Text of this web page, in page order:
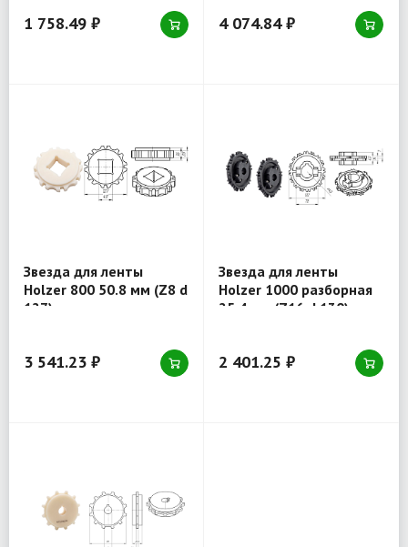
1 758.49 ₽ 4 074.84 ₽
Звезда для ленты
Holzer 800 50.8 мм (Z8 d
127) отверстие квадрат
3 541.23 ₽
Звезда для ленты
Holzer 1000 разборная
25.4 мм (Z16 d 130)
2 401.25 ₽